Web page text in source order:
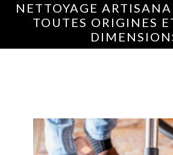
NETTOYAGE
TOUTES ORIGINES